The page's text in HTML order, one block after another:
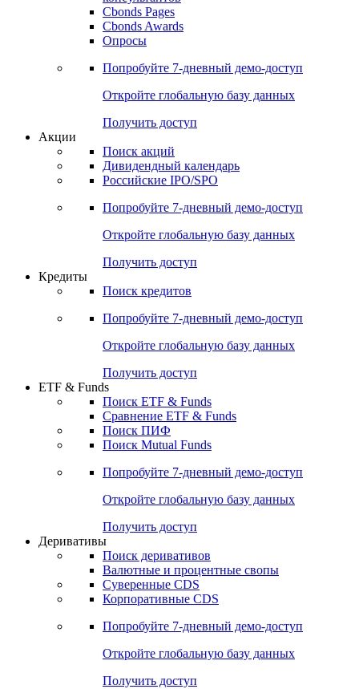
Ломбардные списки
Участники рынка
Рэнкинги инвест. банков и юр.
Cbonds Pages
Опросы
Попробуйте7-дневный
Откройте глобальную базу данных
Получить доступ
Поиск акций
Российские IPO/SPO
Попробуйте7-дневный
Откройте глобальную базу данных
Получить доступ
Поиск кредитов
Попробуйте7-дневный
Откройте глобальную базу данных
Получить доступ
ETF & Funds
Сравнение ETF & Funds
Поиск Mutual Funds
Попробуйте7-дневный
Откройте глобальную базу данных
Получить доступ
Деривативы
Валютные и процентные свопы
Корпоративные CDS
Попробуйте7-дневный